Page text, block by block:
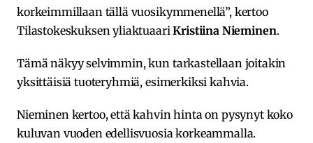
korkeimmillaan tällä vuosikymmenellä”, kertoo
Tilastokeskuksen yliaktuaariKristiina Nieminen.
Tämä näkyy selvimmin, kun tarkastellaan joitakin
yksittäisiä tuoteryhmiä, esimerkiksi kahvia.
Nieminen kertoo, että kahvin hinta on pysynyt koko
kuluvan vuoden edellisvuosia korkeammalla.